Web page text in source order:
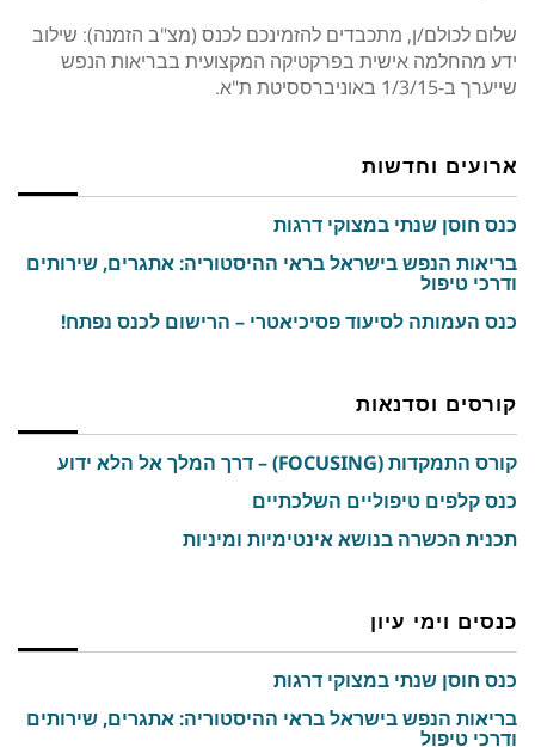
שלום לכולם/ן, מתכבדים להזמינכם לכנס (מצ"ב הזמנה): שילוב
ידע מהחלמה אישית בפרקטיקה המקצועית בבריאות הנפש
שייערך ב-1/3/15 באוניברססיטת ת"א.
ארועים וחדשות
כנס חוסן שנתי במצוקי דרגות
בריאות הנפש בישראל בראי ההיסטוריה: אתגרים, שירותים
ודרכי טיפול
כנס העמותה לסיעוד פסיכיאטרי – הרישום לכנס נפתח!
קורסים וסדנאות
קורס התמקדות (FOCUSING) – דרך המלך אל הלא ידוע
כנס קלפים טיפוליים השלכתיים
תכנית הכשרה בנושא אינטימיות ומיניות
כנסים וימי עיון
כנס חוסן שנתי במצוקי דרגות
בריאות הנפש בישראל בראי ההיסטוריה: אתגרים, שירותים
ודרכי טיפול